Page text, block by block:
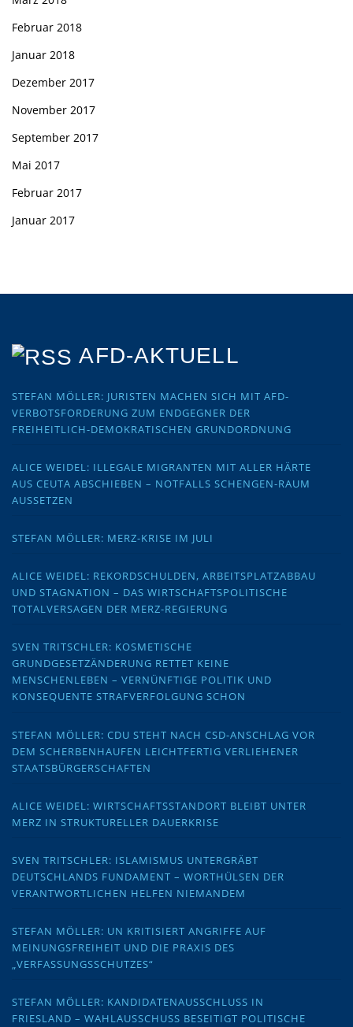
Februar 2018
Januar 2018
Dezember 2017
November 2017
September 2017
Mai 2017
Februar 2017
Januar 2017
AFD-AKTUELL
STEFAN MÖLLER: JURISTEN MACHEN SICH MIT AFD-
VERBOTSFORDERUNG ZUM ENDGEGNER DER
FREIHEITLICH-DEMOKRATISCHEN GRUNDORDNUNG
ALICE WEIDEL: ILLEGALE MIGRANTEN MIT ALLER HÄRTE
AUS CEUTA ABSCHIEBEN – NOTFALLS SCHENGEN-RAUM
AUSSETZEN
STEFAN MÖLLER: MERZ-KRISE IM JULI
ALICE WEIDEL: REKORDSCHULDEN, ARBEITSPLATZABBAU
UND STAGNATION – DAS WIRTSCHAFTSPOLITISCHE
TOTALVERSAGEN DER MERZ-REGIERUNG
SVEN TRITSCHLER: KOSMETISCHE
GRUNDGESETZÄNDERUNG RETTET KEINE
MENSCHENLEBEN – VERNÜNFTIGE POLITIK UND
KONSEQUENTE STRAFVERFOLGUNG SCHON
STEFAN MÖLLER: CDU STEHT NACH CSD-ANSCHLAG VOR
DEM SCHERBENHAUFEN LEICHTFERTIG VERLIEHENER
STAATSBÜRGERSCHAFTEN
ALICE WEIDEL: WIRTSCHAFTSSTANDORT BLEIBT UNTER
MERZ IN STRUKTURELLER DAUERKRISE
SVEN TRITSCHLER: ISLAMISMUS UNTERGRÄBT
DEUTSCHLANDS FUNDAMENT – WORTHÜLSEN DER
VERANTWORTLICHEN HELFEN NIEMANDEM
STEFAN MÖLLER: UN KRITISIERT ANGRIFFE AUF
MEINUNGSFREIHEIT UND DIE PRAXIS DES
„VERFASSUNGSSCHUTZES“
STEFAN MÖLLER: KANDIDATENAUSSCHLUSS IN
FRIESLAND – WAHLAUSSCHUSS BESEITIGT POLITISCHE